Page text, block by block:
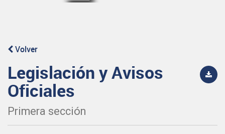
Volver
Legislación y Avisos
Oficiales
Primera sección